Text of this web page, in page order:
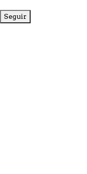
Seguir